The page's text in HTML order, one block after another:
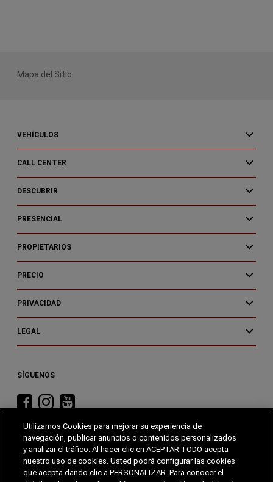
Mapa del Sitio
VEHÍCULOS
CALL CENTER
DESCUBRIR
PRESENCIAL
PROPIETARIOS
PRECIO
PRIVACIDAD
LEGAL
SÍGUENOS
Visita
en
Facebook
Visita
en
Instagram
Visita
en
YouTube
Utilizamos Cookies para mejorar su experiencia de
navegación, publicar anuncios o contenidos personalizados
y analizar el tráfico. Al hacer clic en ACEPTAR TODO acepta
nuestro uso de cookies. Usted podrá configurar las cookies
que acepta dando clic a PERSONALIZAR. Para conocer el